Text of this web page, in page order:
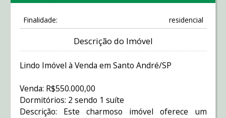
Finalidade: residencial
Descrição do Imóvel
Lindo Imóvel à Venda em Santo André/SP
Venda: R$550.000,00
Dormitórios: 2 sendo 1 suíte
Descrição: Este charmoso imóvel oferece um